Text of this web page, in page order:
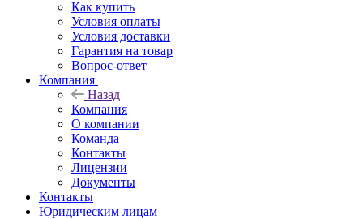
Как купить
Условия оплаты
Условия доставки
Гарантия на товар
Вопрос-ответ
Компания
Назад
Компания
О компании
Команда
Контакты
Лицензии
Документы
Контакты
Юридическим лицам